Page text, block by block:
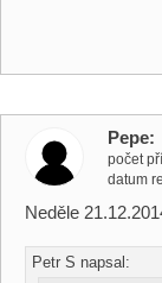
Pepe
počet
datum
Neděle
Petr S napsal: